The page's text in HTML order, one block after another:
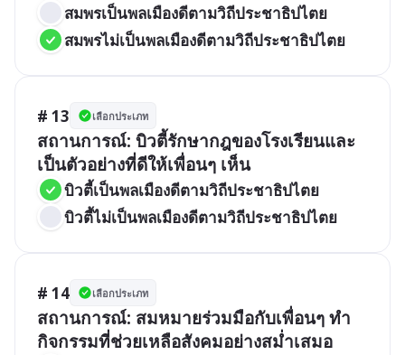
สมพรเป็นพลเมืองดีตามวิถีประชาธิปไตย
สมพรไม่เป็นพลเมืองดีตามวิถีประชาธิปไตย
# 13 เลือกประเภท
สถานการณ์: บิวตี้รักษากฎของโรงเรียนและ
เป็นตัวอย่างที่ดีให้เพื่อนๆ เห็น
บิวตี้เป็นพลเมืองดีตามวิถีประชาธิปไตย
บิวตี้ไม่เป็นพลเมืองดีตามวิถีประชาธิปไตย
# 14 เลือกประเภท
สถานการณ์: สมหมายร่วมมือกับเพื่อนๆ ทำ
กิจกรรมที่ช่วยเหลือสังคมอย่างสม่ำเสมอ